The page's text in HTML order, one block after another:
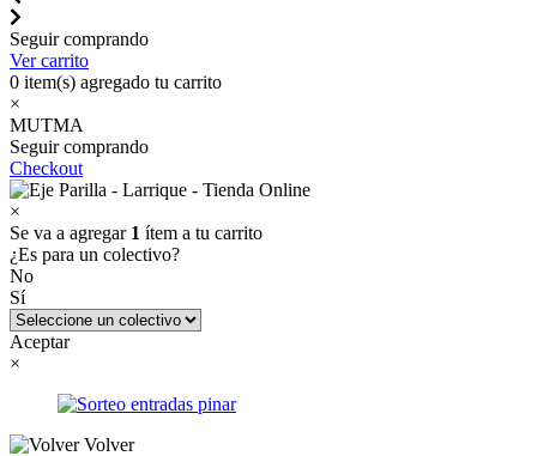
Seguir comprando
Ver carrito
0 item(s) agregado tu carrito
×
MUTMA
Seguir comprando
Checkout
×
Se va a agregar 1 ítem a tu carrito
¿Es para un colectivo?
No
Sí
Aceptar
×
Volver